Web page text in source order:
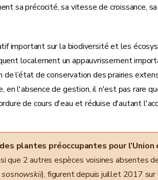
sa précocité, sa vitesse de croissance,
important sur la biodiversité et les
localement un appauvrissement
l’état de conservation des prairies
en l'absence de gestion, il n'est pas rare
de cours d'eau et réduise d'autant
plantes préoccupantes pour l’Union
que 2 autres espèces voisines absentes
), figurent depuis juillet 2017